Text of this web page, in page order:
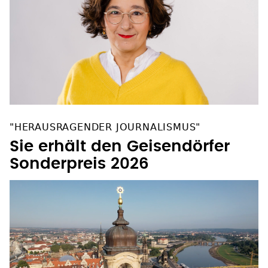
"HERAUSRAGENDER JOURNALISMUS"
Sie erhält den Geisendörfer
Sonderpreis 2026